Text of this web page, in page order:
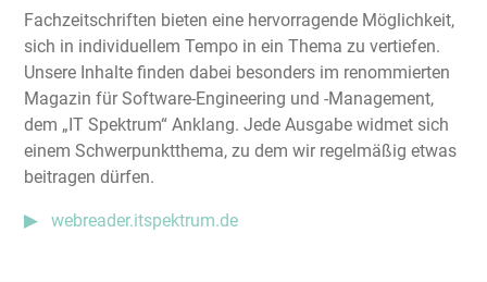
Fachzeitschriften bieten eine hervorragende Möglichkeit,
sich in individuellem Tempo in ein Thema zu vertiefen.
Unsere Inhalte finden dabei besonders im renommierten
Magazin für Software-Engineering und -Management,
dem „IT Spektrum“ Anklang. Jede Ausgabe widmet sich
einem Schwerpunktthema, zu dem wir regelmäßig etwas
beitragen dürfen.
webreader.itspektrum.de